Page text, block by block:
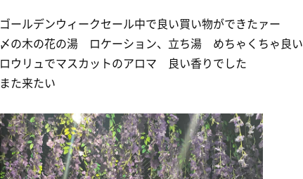
ゴールデンウィークセール中で良い買い物ができたァー
〆の木の花の湯 ロケーション、立ち湯 めちゃくちゃ良い
ロウリュでマスカットのアロマ 良い香りでした
また来たい